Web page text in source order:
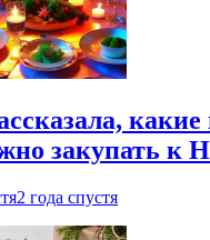
закупать к
2 года спустя